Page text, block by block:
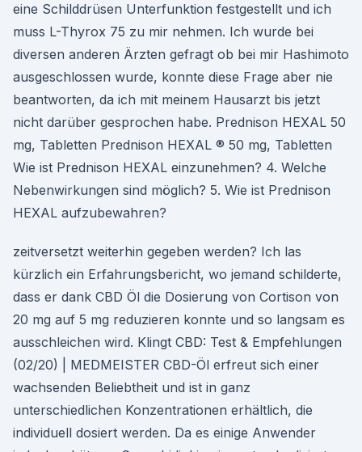
eine Schilddrüsen Unterfunktion festgestellt und ich
muss L-Thyrox 75 zu mir nehmen. Ich wurde bei
diversen anderen Ärzten gefragt ob bei mir Hashimoto
ausgeschlossen wurde, konnte diese Frage aber nie
beantworten, da ich mit meinem Hausarzt bis jetzt
nicht darüber gesprochen habe. Prednison HEXAL 50
mg, Tabletten Prednison HEXAL ® 50 mg, Tabletten
Wie ist Prednison HEXAL einzunehmen? 4. Welche
Nebenwirkungen sind möglich? 5. Wie ist Prednison
HEXAL aufzubewahren?
zeitversetzt weiterhin gegeben werden? Ich las
kürzlich ein Erfahrungsbericht, wo jemand schilderte,
dass er dank CBD Öl die Dosierung von Cortison von
20 mg auf 5 mg reduzieren konnte und so langsam es
ausschleichen wird. Klingt CBD: Test & Empfehlungen
(02/20) | MEDMEISTER CBD-Öl erfreut sich einer
wachsenden Beliebtheit und ist in ganz
unterschiedlichen Konzentrationen erhältlich, die
individuell dosiert werden. Da es einige Anwender